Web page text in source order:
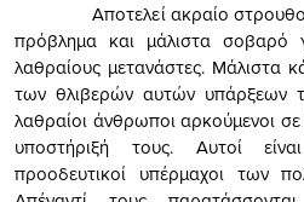
Αποτελεί ακραίο
πρόβλημα και μάλιστα σοβαρό
λαθραίους μετανάστες. Μάλιστα
των θλιβερών αυτών υπάρξεων
λαθραίοι άνθρωποι αρκούμενοι
υποστήριξή τους. Αυτοί
προοδευτικοί υπέρμαχοι των